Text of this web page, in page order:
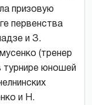
призовую
первенства
и З.
(тренер
турнире юношей
и Н.